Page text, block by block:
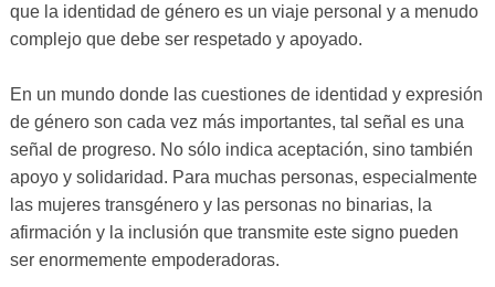
que la identidad de género es un viaje personal y a menudo
complejo que debe ser respetado y apoyado.
En un mundo donde las cuestiones de identidad y expresión
de género son cada vez más importantes, tal señal es una
señal de progreso. No sólo indica aceptación, sino también
apoyo y solidaridad. Para muchas personas, especialmente
las mujeres transgénero y las personas no binarias, la
afirmación y la inclusión que transmite este signo pueden
ser enormemente empoderadoras.